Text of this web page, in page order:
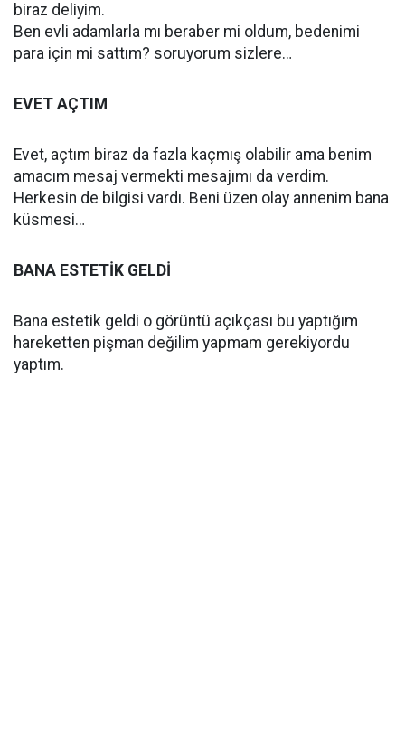
biraz deliyim.
Ben evli adamlarla mı beraber mi oldum, bedenimi
para için mi sattım? soruyorum sizlere…
EVET AÇTIM
Evet, açtım biraz da fazla kaçmış olabilir ama benim
amacım mesaj vermekti mesajımı da verdim.
Herkesin de bilgisi vardı. Beni üzen olay annenim bana
küsmesi…
BANA ESTETİK GELDİ
Bana estetik geldi o görüntü açıkçası bu yaptığım
hareketten pişman değilim yapmam gerekiyordu
yaptım.